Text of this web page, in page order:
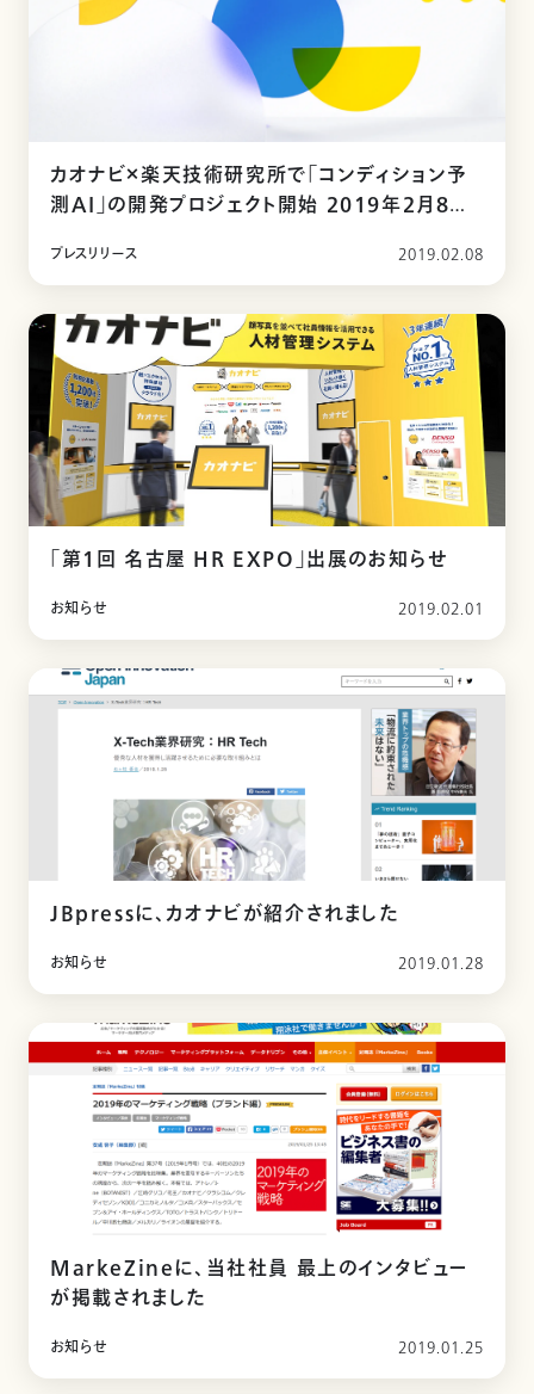
カオナビ×楽天技術研究所で「コンディション予
測AI」の開発プロジェクト開始 2019年2月8日
プレスリリース 2019.02.08
「第1回 名古屋 HR EXPO」出展のお知らせ
お知らせ 2019.02.01
JBpressに、カオナビが紹介されました
お知らせ 2019.01.28
MarkeZineに、当社社員 最上のインタビュー
が掲載されました
お知らせ 2019.01.25